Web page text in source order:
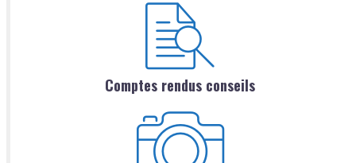
Comptes rendus conseils